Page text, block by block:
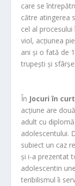
care se
către atingerea
cel al
viol, acțiunea
ani și o fată de
trupești și
În Jocuri în
acțiune are
adult cu
adolescentului.
subiect un caz
și i-a prezentat
adolescentin
teribilismul îi